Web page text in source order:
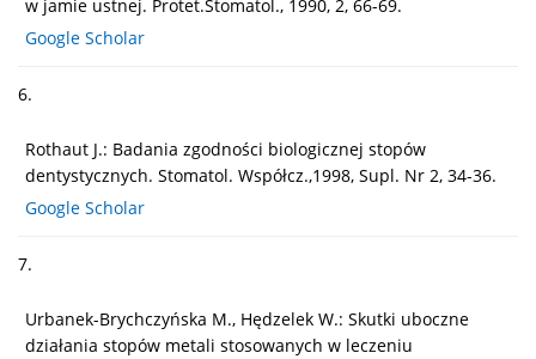
w jamie ustnej. Protet.Stomatol., 1990, 2, 66-69.
Google Scholar
6.
Rothaut J.: Badania zgodności biologicznej stopów
dentystycznych. Stomatol. Współcz.,1998, Supl. Nr 2, 34-36.
Google Scholar
7.
Urbanek-Brychczyńska M., Hędzelek W.: Skutki uboczne
działania stopów metali stosowanych w leczeniu